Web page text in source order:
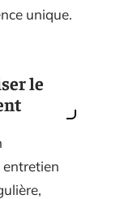
unique.
le